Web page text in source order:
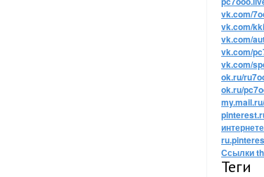
vk.com/
vk.com/
vk.com/
vk.com/
vk.com/
ok.ru/
ok.ru/
Ссылки
Теги